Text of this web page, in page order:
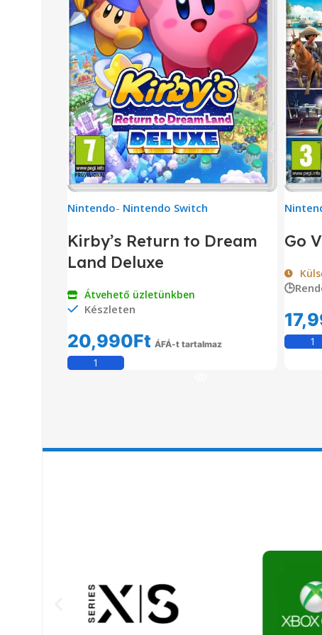
Nintendo- Nintendo Switch
Kirby’s Return to Dream
Land Deluxe
Átvehető üzletünkben
Készleten
20,990Ft ÁFÁ-t tartalmaz
Go